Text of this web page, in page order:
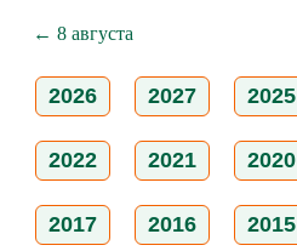
← 8 августа
2026 2027 2025
2022 2021 2020
2017 2016 2015